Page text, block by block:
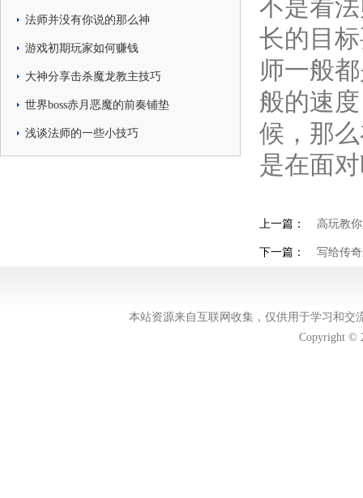
不是看
长的目
师一般
般的速
候，那
是在面
上一篇： 高玩教
下一篇： 写给传
法师并没有你说的那么神
游戏初期玩家如何赚钱
大神分享击杀魔龙教主技巧
世界boss赤月恶魔的前奏铺垫
浅谈法师的一些小技巧
本站资源来自互联网收集，仅供用于学习和交
Copyright ©